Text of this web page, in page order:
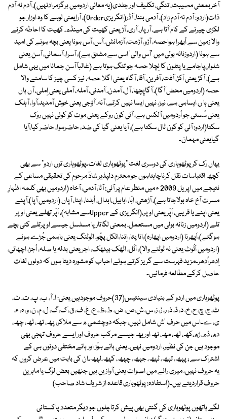
آخربمعنی مصیبت، تنگی، تکلیف اور جلدی(یہ معانی اردومیں ہرگزمرادنہیں)، آدم نہ آدم
ذات(اردو: آدم نہ آدم زاد)، آدمی بننا، آڈر(انگریزیOrder)، آرایعنی لوہے کا وہ اوزار جو
لکڑی چیرنے کے کام آتا ہے، آرپار، آری، آڑیعنی کھیت کی مینڈھ، کھیت کا احاطہ کرنے
والا زمین سے اُبھرا ہواحصہ، آڑو، آڑھت، آزمائش، آس، آس ہونا یعنی بچہ ہونے کی امید
سے ہونا (اردوزنانہ بولی میں 'آس والی' اسی سے مشتق ہے)، آسرا، آسمانی، آسن یعنی
شلوار،پاجامے یا پتلون کا نِچلا حصہ جو تنگ ہوتا ہے (غالباً آسن جمانا میں یہی شامل
ہے)، آکڑ یعنی اَکڑ، آفت، آفرین، آقا، آگاہ یعنی اگلا حصہ، نیز کسی چیز کا سامنے والا
حصہ (اردومیں محض آگا)، آگاپِچھا، آل، آمدن، آمدنی، آملہ، آملی یعنی اِملی، آں ہاں
یعنی ہا ں ایساہی ہے، نیز، نہیں ایسا نہیں کرتے، آنہ، آؤجی یعنی خوش آمدید،آوا، آہلک
یعنی سُستی جو اُردومیں آلکس ہے، آئی کون روکے یعنی موت کو کوئی نہیں روک
سکتا(اردو: آئی کو کون ٹال سکتا ہے)، آیا یعنی گیا کی ضد، حاضرہوا، حاضر کیا،آیا
گیایعنی مہمان۔
یہاں رک کر پوٹھوہاری کی دوسری لغت "پوٹھوہاری لغات۔پوٹھوہاری توں اردو" سے بھی
کچھ اقتباسات نقل کرناچاہتاہوں جو محترم دلپذیر شادؔ مرحوم کی تحقیقی مساعی کے
نتیجے میں اپریل 2009 ء میں منظر عام پر آئی: آٹا، آدمی، آخاہ (اردومیں بھی کلمہ اظہارِ
مسرت آخ خاہ بولاجاتا ہے)، آڑھتی، ابّا، ابابیل،ابدال، اُبلنا، اپنا، آپاں (اردومیں آپا)،آپنے
یعنی اپنے یا قریبی، اَپَٖر یعنی اوپر،(انگریزی کے Upperسے مشابہ)، اَپَر تھلے یعنی اوپر
تلے (اردومیں زنانہ بولی میں مستعمل، بمعنی لگاتار یا مسلسل جیسے اوپرتلے کئی بچے
ہوگئے)،اَپھرنا (اردومیں اپھارہ)،اتا پتا، اِتنا،اٹکل پچّو، اٹوٹنگ یعنی باہمی جُڑے ہوئے
(اردومیں اَٹُوٹ یعنی نہ ٹوٹنے والا)، اَٹَل، اٹھک بیٹھک، اجریعنی بدلہ یا صلہ، اُجڑ، اچھائی،
اِدھراُدھر۔مزید فہرست سے گریز کرتے ہوئے احباب کو مشورہ دیتا ہوں کہ دونوں لغات
حاصل کرکے مطالعہ فرمائیں۔
پوٹھوہاری میں اردو کے بنیادی سینتیس(37)حروف موجودہیں یعنی: ا، آ، ب، پ، ت، ٹ،
ث، ج، چ، ح، خ، د، ڈ، ذ، ر، ڑ، ز، س، ش،ص، ض، ط،ظ، ع، غ، ف، ق، ک، گ، ل، م، ن، و، ہ، ء،
ی، ے۔اس میں حرف 'ش شامل نہیں، جبکہ دوچشمی ھ سے ملاکر، پھ، تھ، ٹھ، چھ،
دھ، ڈھ، ڑھ،کھ، لھ، مھ، نھ اور یھ جیسے مرکب حروف اور ایسے حروف تہجی بھی
موجود ہیں جن کی نظیر، اردومیں نہیں، یعنی ہائے ہوّز اور ہائے مختفی دونوں ہی کے
اشتراک سے ; پہھ، تہھ، ٹہھ، جہھ، چہھ، کہھ،لہھ۔ان کی بابت میں عرض کروں کہ
یہ حروف نہیں، میری رائے میں اصوات یعنی آوازیں ہیں جنھیں بعض لوگ یا ماہرین
حروف قراردیتے ہیں۔(استفادہ: پوٹھوہاری قاعدہ از شریف شاد صاحب)
لگے ہاتھوں پوٹھوہاری کی گنتی بھی پیش کرتاچلوں جو دیگر متعدد پاکستانی